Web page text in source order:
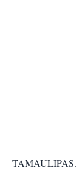
TAMAULIPAS.